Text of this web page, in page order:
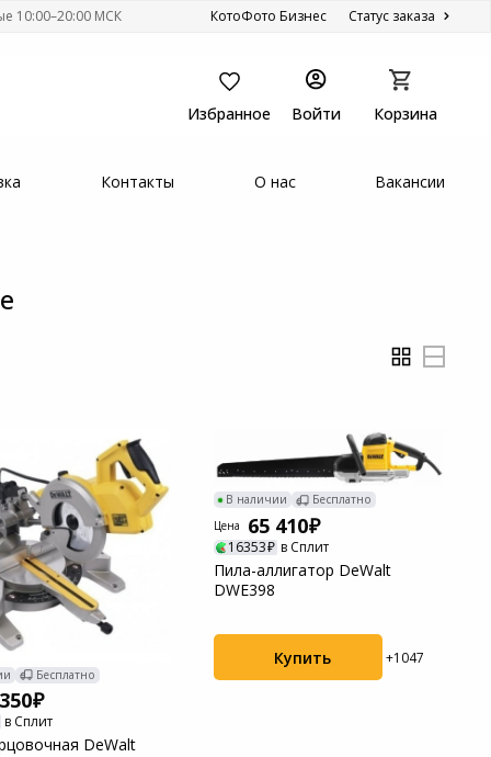
10:00–20:00 МСК КотоФото Бизнес Статус заказа
Корзина
Войти
Избранное
Контакты О нас Вакансии
Бесплатно
в Сплит
DeWalt
В наличии
Бесплатно
Цена
65 410
16353 в Сплит
Пила-аллигатор DeWalt
DWE398
Купить +1047